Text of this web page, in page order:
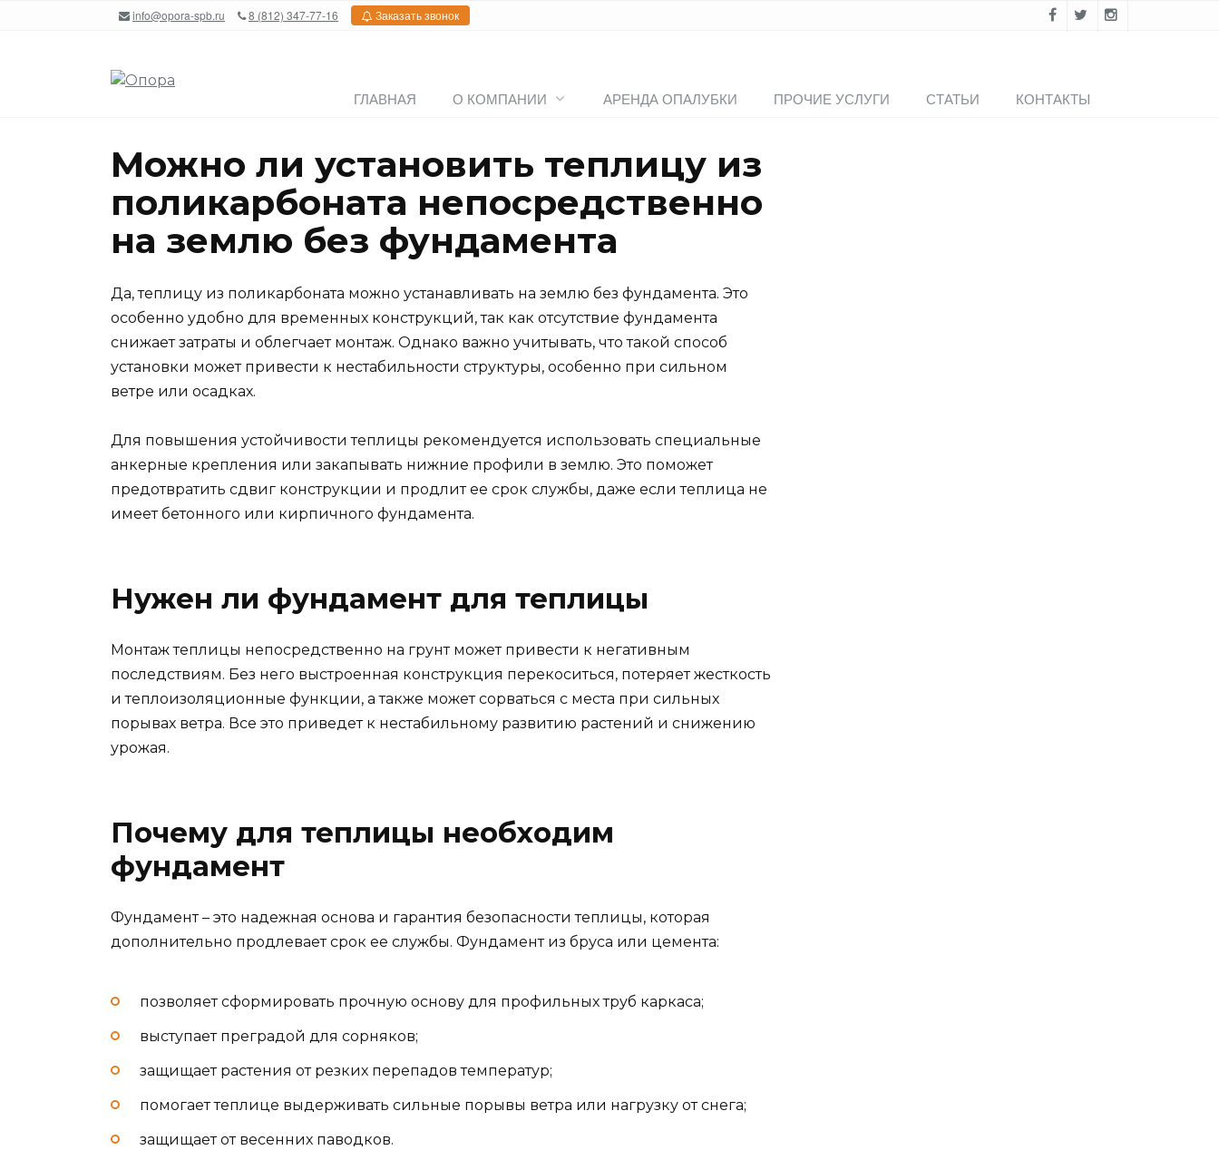
info@opora-spb.ru 8 (812) 347-77-16 Заказать звонок
ГЛАВНАЯ О КОМПАНИИ АРЕНДА ОПАЛУБКИ ПРОЧИЕ УСЛУГИ СТАТЬИ КОНТАКТЫ
Можно ли установить теплицу из
поликарбоната непосредственно
на землю без фундамента
Да, теплицу из поликарбоната можно устанавливать на землю без фундамента. Это
особенно удобно для временных конструкций, так как отсутствие фундамента
снижает затраты и облегчает монтаж. Однако важно учитывать, что такой способ
установки может привести к нестабильности структуры, особенно при сильном
ветре или осадках.
Для повышения устойчивости теплицы рекомендуется использовать специальные
анкерные крепления или закапывать нижние профили в землю. Это поможет
предотвратить сдвиг конструкции и продлит ее срок службы, даже если теплица не
имеет бетонного или кирпичного фундамента.
Нужен ли фундамент для теплицы
Монтаж теплицы непосредственно на грунт может привести к негативным
последствиям. Без него выстроенная конструкция перекоситься, потеряет жесткость
и теплоизоляционные функции, а также может сорваться с места при сильных
порывах ветра. Все это приведет к нестабильному развитию растений и снижению
урожая.
Почему для теплицы необходим
фундамент
Фундамент – это надежная основа и гарантия безопасности теплицы, которая
дополнительно продлевает срок ее службы. Фундамент из бруса или цемента:
позволяет сформировать прочную основу для профильных труб каркаса;
выступает преградой для сорняков;
защищает растения от резких перепадов температур;
помогает теплице выдерживать сильные порывы ветра или нагрузку от снега;
защищает от весенних паводков.